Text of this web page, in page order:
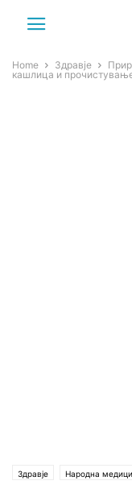
Home Здравје
кашлица и
Здравје Народна